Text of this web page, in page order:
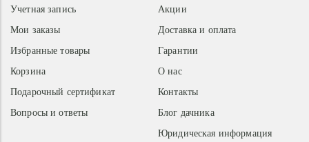
Акции
Доставка и оплата
Гарантии
О нас
Контакты
Блог дачника
Юридическая информация
Учетная запись
Мои заказы
Избранные товары
Корзина
Подарочный сертификат
Вопросы и ответы